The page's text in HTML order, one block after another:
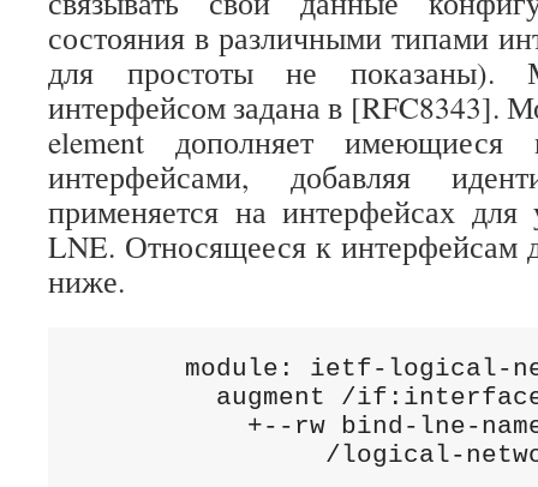
состояния в различными типами
для простоты не показаны).
интерфейсом задана в [RFC8343].
element дополняет имеющиеся
интерфейсами, добавляя
применяется на интерфейсах для
LNE. Относящееся к интерфейсам
ниже.
module: ietf-logical-
augment /
+--rw bind-lne-
/logical-